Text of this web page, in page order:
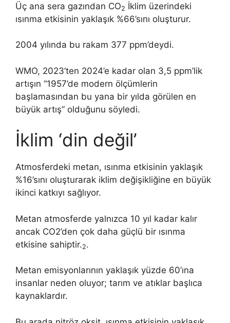
Üç ana sera gazından CO2 İklim üzerindeki
ısınma etkisinin yaklaşık %66’sını oluşturur.
2004 yılında bu rakam 377 ppm’deydi.
WMO, 2023’ten 2024’e kadar olan 3,5 ppm’lik
artışın “1957’de modern ölçümlerin
başlamasından bu yana bir yılda görülen en
büyük artış” olduğunu söyledi.
İklim ‘din değil’
Atmosferdeki metan, ısınma etkisinin yaklaşık
%16’sını oluşturarak iklim değişikliğine en büyük
ikinci katkıyı sağlıyor.
Metan atmosferde yalnızca 10 yıl kadar kalır
ancak CO2’den çok daha güçlü bir ısınma
etkisine sahiptir.2.
Metan emisyonlarının yaklaşık yüzde 60’ına
insanlar neden oluyor; tarım ve atıklar başlıca
kaynaklardır.